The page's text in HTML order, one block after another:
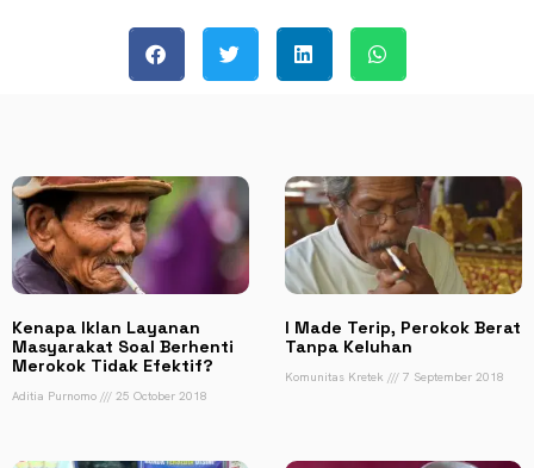
Kenapa Iklan Layanan
Masyarakat Soal Berhenti
Merokok Tidak Efektif?
Aditia Purnomo 25 October 2018
I Made Terip, Perokok Berat
Tanpa Keluhan
Komunitas Kretek 7 September 2018